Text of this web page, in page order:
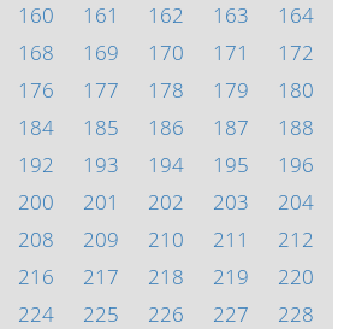
160 161 162 163
164
168 169 170 171
172
176 177 178 179
180
184 185 186 187
188
192 193 194 195
196
200 201 202 203
204
208 209 210 211
212
216 217 218 219
220
224 225 226 227
228